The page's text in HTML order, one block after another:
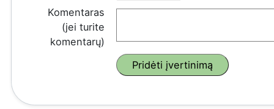
Komentaras
(jei turite
komentarų)